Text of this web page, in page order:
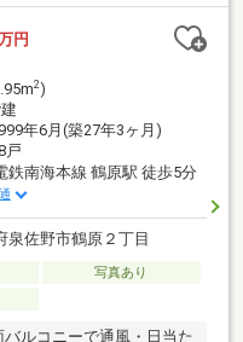
円
2)
年6月(築27年3ヶ月)
戸
鉄南海本線 鶴原駅 徒歩5分
泉佐野市鶴原２丁目
写真あり
ルコニーで通風・日当た